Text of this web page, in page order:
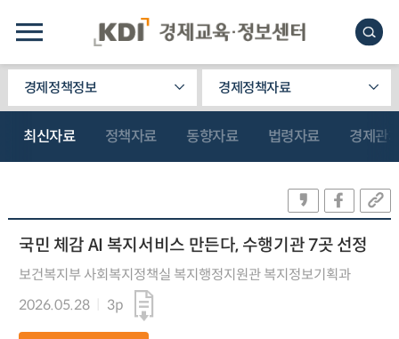
경제정책정보 경제정책자료
최신자료 정책자료 동향자료 법령자료 경제관
국민 체감 AI 복지서비스 만든다, 수행기관 7곳 선정
보건복지부 사회복지정책실 복지행정지원관 복지정보기획과
2026.05.28
3p